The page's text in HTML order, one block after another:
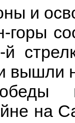
и
горы
й
вышли
на